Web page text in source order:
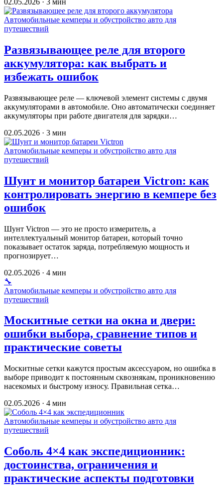
Автомобильные кемперы и обустройство авто для
путешествий
Развязывающее реле для второго
аккумулятора: как выбрать и
избежать ошибок
Развязывающее реле — ключевой элемент системы с двумя
аккумуляторами в автомобиле. Оно автоматически соединяет
аккумуляторы при работе двигателя для зарядки…
02.05.2026 · 3 мин
Автомобильные кемперы и обустройство авто для
путешествий
Шунт и монитор батареи Victron: как
контролировать энергию в кемпере без
ошибок
Шунт Victron — это не просто измеритель, а
интеллектуальный монитор батареи, который точно
показывает остаток заряда, потребляемую мощность и
прогнозирует…
02.05.2026 · 4 мин
🔧
Автомобильные кемперы и обустройство авто для
путешествий
Москитные сетки на окна и двери:
ошибки выбора, сравнение типов и
практические советы
Москитные сетки кажутся простым аксессуаром, но ошибка в
выборе приводит к постоянным сквознякам, проникновению
насекомых и быстрому износу. Правильная сетка…
02.05.2026 · 4 мин
Автомобильные кемперы и обустройство авто для
путешествий
Соболь 4×4 как экспедиционник:
достоинства, ограничения и
практические аспекты подготовки